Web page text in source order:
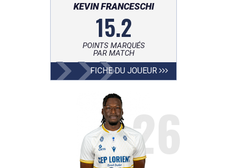
KEVIN FRANCESCHI
15.2
POINTS MARQUÉS
PAR MATCH
FICHE DU JOUEUR
26